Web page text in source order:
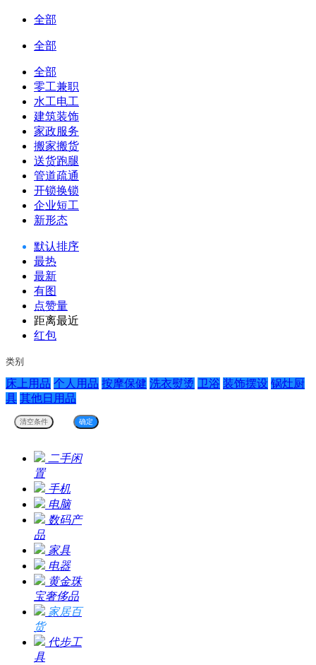
全部
全部
全部
零工兼职
水工电工
建筑装饰
家政服务
搬家搬货
送货跑腿
管道疏通
开锁换锁
企业短工
新形态
默认排序
最热
最新
有图
点赞量
距离最近
红包
类别
床上用品 个人用品 按摩保健 洗衣熨烫 卫浴 装饰摆设 锅灶厨
具 其他日用品
二手闲
置
手机
电脑
数码产
品
家具
电器
黄金珠
宝奢侈品
家居百
货
代步工
具